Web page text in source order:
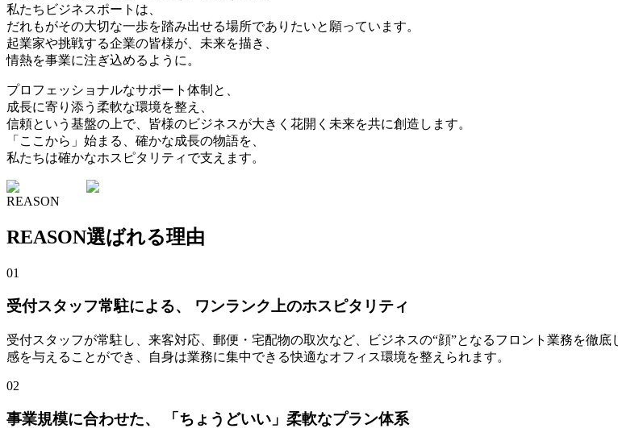
私たちビジネスポートは、
だれもがその大切な一歩を踏み出せる場所でありたいと願っています。
起業家や挑戦する企業の皆様が、未来を描き、
情熱を事業に注ぎ込めるように。
プロフェッショナルなサポート体制と、
成長に寄り添う柔軟な環境を整え、
信頼という基盤の上で、皆様のビジネスが大きく花開く未来を共に創造します。
「ここから」始まる、確かな成長の物語を、
私たちは確かなホスピタリティで支えます。
REASON
REASON選ばれる理由
01
受付スタッフ常駐による、 ワンランク上のホスピタリティ
受付スタッフが常駐し、来客対応、郵便・宅配物の取次など、ビジネスの“顔”となるフロント業務を徹
感を与えることができ、自身は業務に集中できる快適なオフィス環境を整えられます。
02
事業規模に合わせた、 「ちょうどいい」柔軟なプラン体系